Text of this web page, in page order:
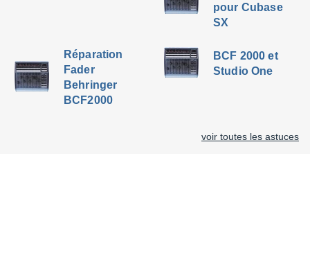
pour Cubase
SX
Réparation
Fader
Behringer
BCF2000
BCF 2000 et
Studio One
voir toutes les astuces